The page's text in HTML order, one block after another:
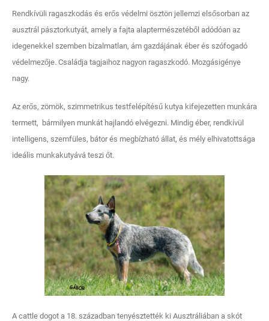
Rendkívüli ragaszkodás és erős védelmi ösztön jellemzi elsősorban az
ausztrál pásztorkutyát, amely a fajta alaptermészetéből adódóan az
idegenekkel szemben bizalmatlan, ám gazdájának éber és szófogadó
védelmezője. Családja tagjaihoz nagyon ragaszkodó. Mozgásigénye
nagy.
Az erős, zömök, szimmetrikus testfelépítésű kutya kifejezetten munkára
termett, bármilyen munkát hajlandó elvégezni. Mindig éber, rendkívül
intelligens, szemfüles, bátor és megbízható állat, és mély elhivatottsága
ideális munkakutyává teszi őt.
A cattle dogot a 18. században tenyésztették ki Ausztráliában a skót